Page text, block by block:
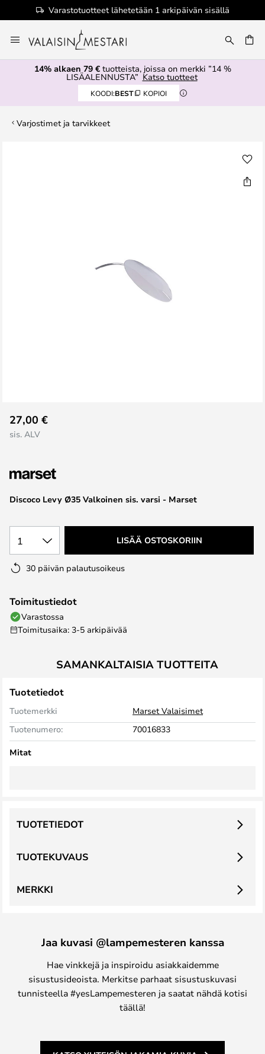
Varastotuotteet lähetetään 1 arkipäivän sisällä
to
Content
14% alkaen 79 €tuotteista, joissa on merkki ”14 %
LISÄALENNUSTA” Katso tuotteet
KOODI:BEST KOPIOI
Varjostimet ja tarvikkeet
to
the
of
the
images
Discoco Levy Ø35 Valkoinen sis. varsi - Marset
27,00 €
sis. ALV
1 LISÄÄ OSTOSKORIIN
30 päivän palautusoikeus
Toimitustiedot
Varastossa
Toimitusaika: 3-5 arkipäivää
SAMANKALTAISIA TUOTTEITA
Tuotetiedot
Tuotemerkki
Marset Valaisimet
Tuotenumero:
70016833
Mitat
TUOTEKUVAUS
TUOTETIEDOT
MERKKI
Jaa kuvasi @lampemesteren kanssa
Hae vinkkejä ja inspiroidu asiakkaidemme
sisustusideoista. Merkitse parhaat sisustuskuvasi
tunnisteella #yesLampemesteren ja saatat nähdä kotisi
täällä!